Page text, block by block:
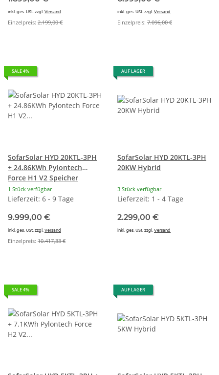
inkl. ges. USt. zzgl. Versand
Einzelpreis: 2.199,00 €
inkl. ges. USt. zzgl. Versand
Einzelpreis: 7.096,00 €
SALE 4%
SofarSolar HYD 20KTL-3PH
+ 24.86KWh Pylontech
Force H1 V2 Speicher
1 Stück verfügbar
Lieferzeit: 6 - 9 Tage
9.999,00 €
inkl. ges. USt. zzgl. Versand
Einzelpreis: 10.417,33 €
AUF LAGER
SofarSolar HYD 20KTL-3PH
20KW Hybrid
3 Stück verfügbar
Lieferzeit: 1 - 4 Tage
2.299,00 €
inkl. ges. USt. zzgl. Versand
SALE 4% AUF LAGER